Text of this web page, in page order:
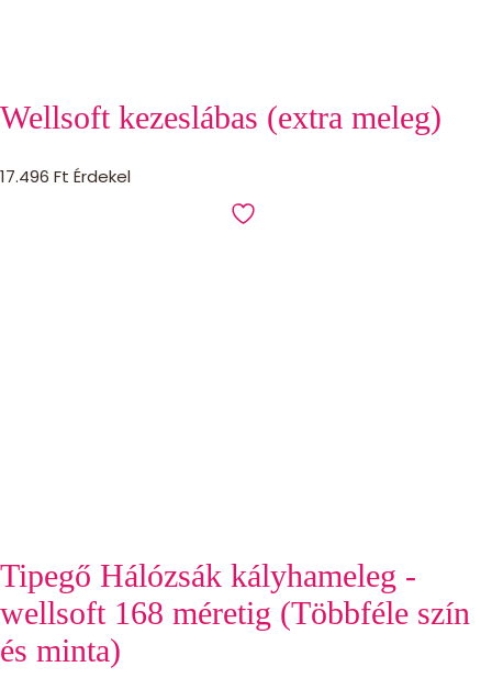
Wellsoft kezeslábas (extra meleg)
17.496 Ft Érdekel
Tipegő Hálózsák kályhameleg -
wellsoft 168 méretig (Többféle szín
és minta)